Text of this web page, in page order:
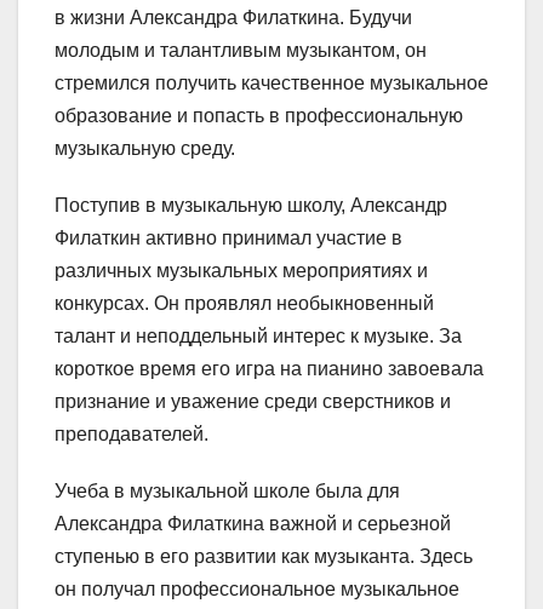
в жизни Александра Филаткина. Будучи
молодым и талантливым музыкантом, он
стремился получить качественное музыкальное
образование и попасть в профессиональную
музыкальную среду.
Поступив в музыкальную школу, Александр
Филаткин активно принимал участие в
различных музыкальных мероприятиях и
конкурсах. Он проявлял необыкновенный
талант и неподдельный интерес к музыке. За
короткое время его игра на пианино завоевала
признание и уважение среди сверстников и
преподавателей.
Учеба в музыкальной школе была для
Александра Филаткина важной и серьезной
ступенью в его развитии как музыканта. Здесь
он получал профессиональное музыкальное